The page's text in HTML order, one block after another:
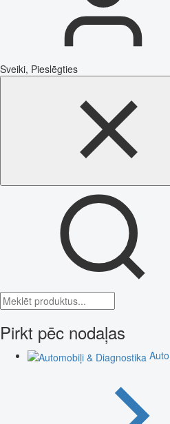
Sveiki, Pieslēgties
Pirkt pēc nodaļas